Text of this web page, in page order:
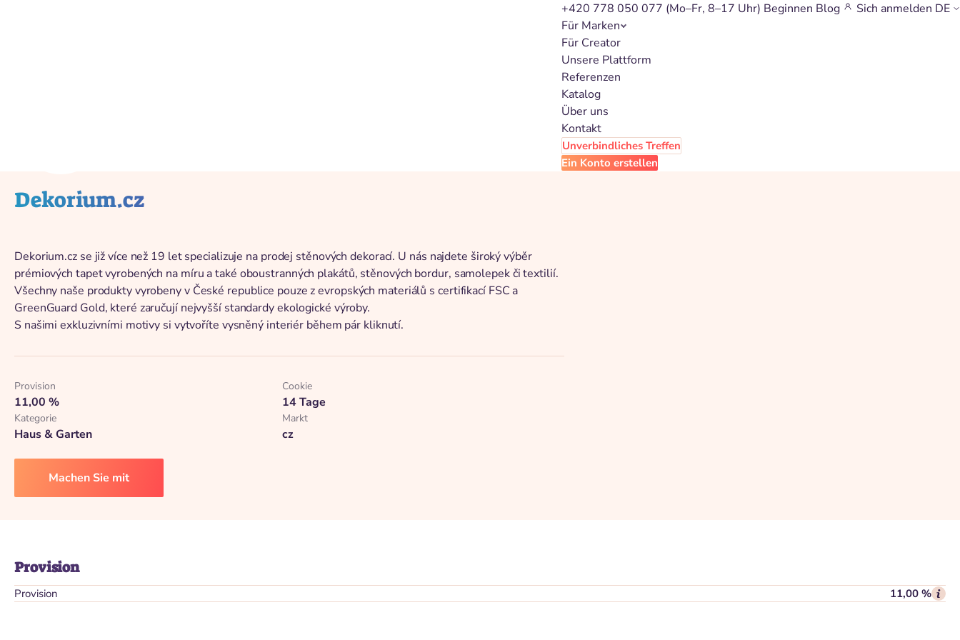
+420 778 050 077 (Mo–Fr, 8–17 Uhr) Beginnen Blog Sich anmelden DE
Für Marken
Für Creator
Unsere Plattform
Referenzen
Katalog
Über uns
Kontakt
Unverbindliches Treffen
Ein Konto erstellen
Dekorium.cz
Dekorium.cz se již více než 19 let specializuje na prodej stěnových dekorací. U nás najdete široký výběr
prémiových tapet vyrobených na míru a také oboustranných plakátů, stěnových bordur, samolepek či textilií.
Všechny naše produkty vyrobeny v České republice pouze z evropských materiálů s certifikací FSC a
GreenGuard Gold, které zaručují nejvyšší standardy ekologické výroby.
S našimi exkluzivními motivy si vytvoříte vysněný interiér během pár kliknutí.
Provision
11,00 %
Cookie
14 Tage
Kategorie
Haus & Garten
Markt
cz
Machen Sie mit
Provision
Provision 11,00 %